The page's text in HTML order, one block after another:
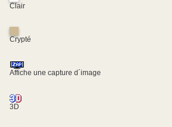
Clair
Crypté
Affiche une capture d´image
3D